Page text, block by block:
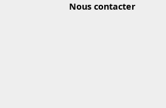
Nous contacter